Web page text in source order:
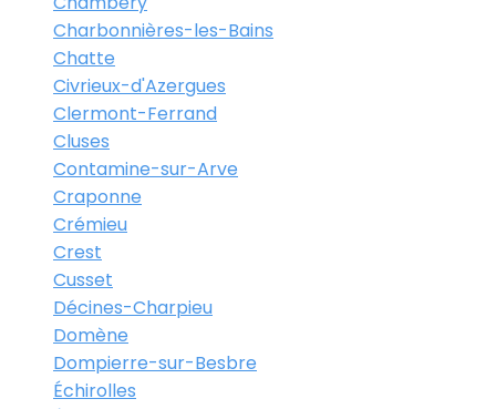
Charbonnières-les-Bains
Chatte
Civrieux-d'Azergues
Clermont-Ferrand
Cluses
Contamine-sur-Arve
Craponne
Crémieu
Crest
Cusset
Décines-Charpieu
Domène
Dompierre-sur-Besbre
Échirolles